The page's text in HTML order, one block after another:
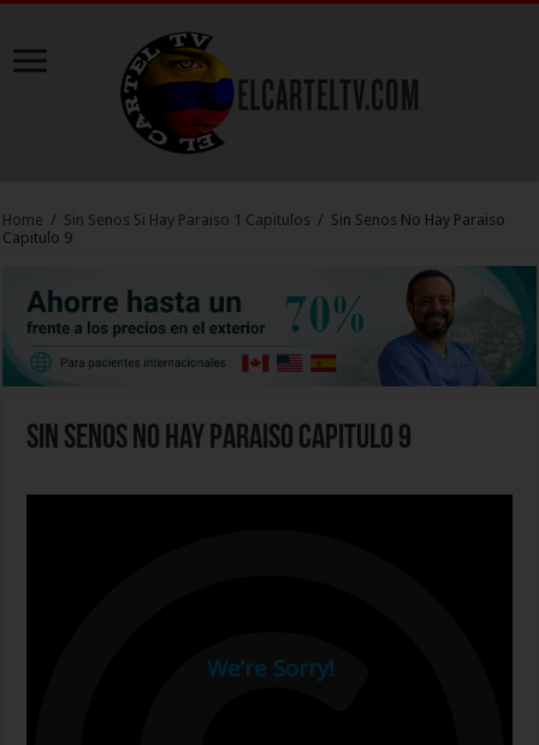
Home / Sin Senos Si Hay Paraiso 1 Capitulos / Sin Senos No Hay Paraiso
Capitulo 9
Sin Senos No Hay Paraiso Capitulo 9